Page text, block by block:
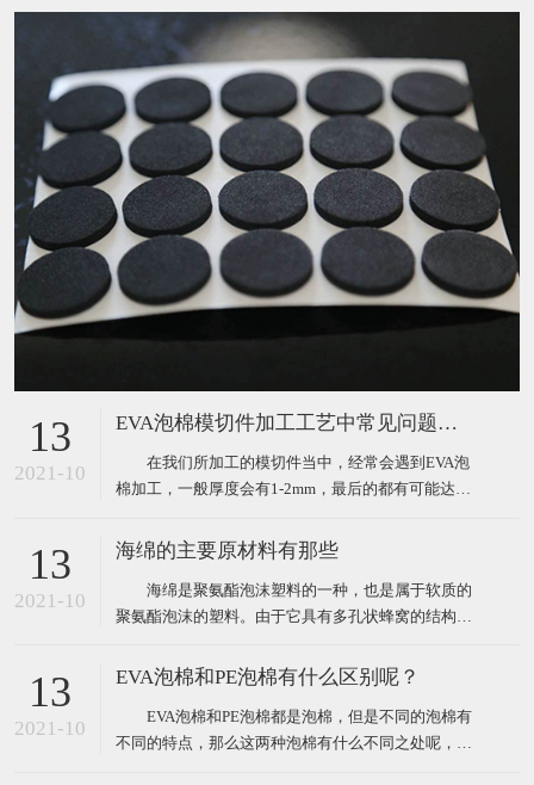
13
2021-10
EVA泡棉模切件加工工艺中常见问题分析
在我们所加工的模切件当中，经常会遇到EVA泡
棉加工，一般厚度会有1-2mm，最后的都有可能达到
肯定会遇到很多这样或那样的问题。那么我们经常遇
程中容易出现斜边（圆刀模切斜边更大）； 2、
这些
13
2021-10
海绵的主要原材料有那些
海绵是聚氨酯泡沫塑料的一种，也是属于软质的
聚氨酯泡沫的塑料。由于它具有多孔状蜂窝的结构，
的特点，正是由于这些特点，让其能够被广泛的用于
主要原材料： 1、有机异氰酸酯：最常用的是甲
笨二异氰酸酯
13
2021-10
EVA泡棉和PE泡棉有什么区别呢？
EVA泡棉和PE泡棉都是泡棉，但是不同的泡棉有
不同的特点，那么这两种泡棉有什么不同之处呢，下